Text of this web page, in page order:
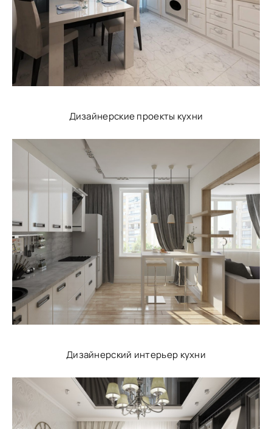
Дизайнерские проекты кухни
Дизайнерский интерьер кухни